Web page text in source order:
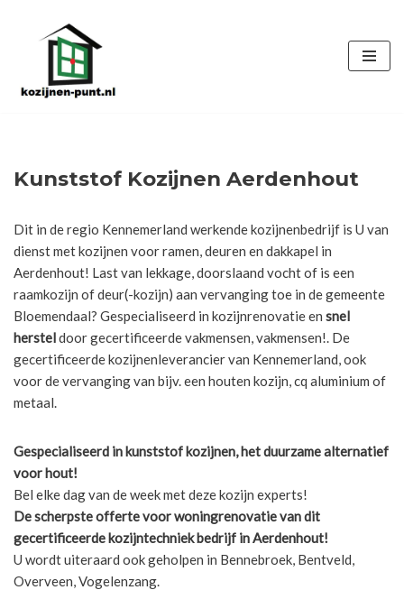
de
Kunststof Kozijnen Aerdenhout
Dit in de regio Kennemerland werkende kozijnenbedrijf is U van
dienst met kozijnen voor ramen, deuren en dakkapel in
Aerdenhout! Last van lekkage, doorslaand vocht of is een
raamkozijn of deur(-kozijn) aan vervanging toe in de gemeente
Bloemendaal? Gespecialiseerd in kozijnrenovatie en snel
hersteldoor gecertificeerde vakmensen, vakmensen!. De
gecertificeerde kozijnenleverancier van Kennemerland, ook
voor de vervanging van bijv. een houten kozijn, cq aluminium of
metaal.
Gespecialiseerd in kunststof kozijnen, het duurzame alternatief
voor hout!
Bel elke dag van de week met deze kozijn experts!
De scherpsteofferte voor woningrenovatie van dit
gecertificeerde kozijntechniek bedrijf in Aerdenhout!
U wordt uiteraard ook geholpen in Bennebroek, Bentveld,
Overveen, Vogelenzang.